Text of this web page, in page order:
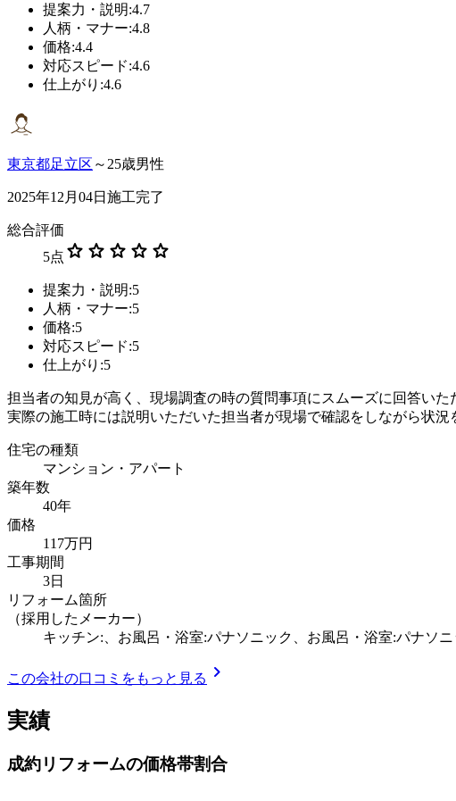
提案力・説明:4.7
人柄・マナー:4.8
価格:4.4
対応スピード:4.6
仕上がり:4.6
東京都足立区 ～25歳男性
2025年12月04日施工完了
総合評価
5点 star star star star star
提案力・説明:5
人柄・マナー:5
価格:5
対応スピード:5
仕上がり:5
担当者の知見が高く、現場調査の時の質問事項にスムーズに回答い
実際の施工時には説明いただいた担当者が現場で確認をしながら状
住宅の種類
マンション・アパート
築年数
40年
価格
117万円
工事期間
3日
リフォーム箇所
（採用したメーカー）
キッチン:、お風呂・浴室:パナソニック、お風呂・浴室:パナソ
この会社の口コミをもっと見る chevron_right
実績
成約リフォームの価格帯割合